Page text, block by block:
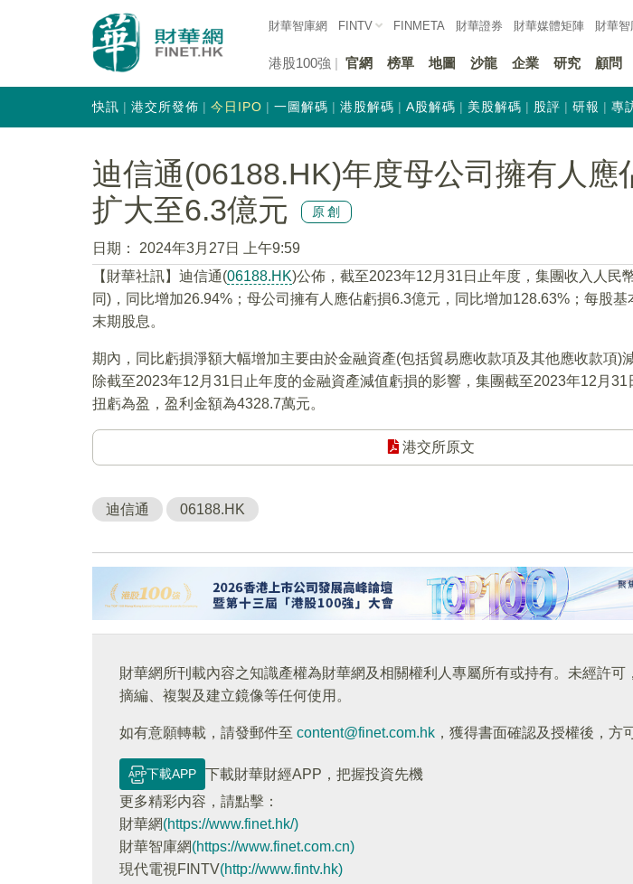
財華智庫網 FINTV FINMETA 財華證券 財華媒體矩陣 財華智
港股100強 官網 榜單 地圖 沙龍 企業 研究 顧問
快訊 港交所發佈 今日IPO 一圖解碼 港股解碼 A股解碼 美股解碼 股評 研報 專
迪信通(06188.HK)年度母公司擁有人應
扩大至6.3億元
原創
日期：
2024年3月27日 上午9:59
【財華社訊】迪信通(06188.HK)公佈，截至2023年12月31日止年度，集團收入人民
同)，同比增加26.94%；母公司擁有人應佔虧損6.3億元，同比增加128.63%；每股基
末期股息。
期內，同比虧損淨額大幅增加主要由於金融資產(包括貿易應收款項及其他應收款項)
除截至2023年12月31日止年度的金融資產減值虧損的影響，集團截至2023年12月31
扭虧為盈，盈利金額為4328.7萬元。
港交所原文
迪信通 06188.HK
財華網所刊載內容之知識產權為財華網及相關權利人專屬所有或持有。未經許可
摘編、複製及建立鏡像等任何使用。
如有意願轉載，請發郵件至 content@finet.com.hk ，獲得書面確認及授權後，方
下載APP
下載財華財經APP，把握投資先機
更多精彩内容，請點擊：
財華網(https://www.finet.hk/)
財華智庫網(https://www.finet.com.cn)
現代電視FINTV(http://www.fintv.hk)